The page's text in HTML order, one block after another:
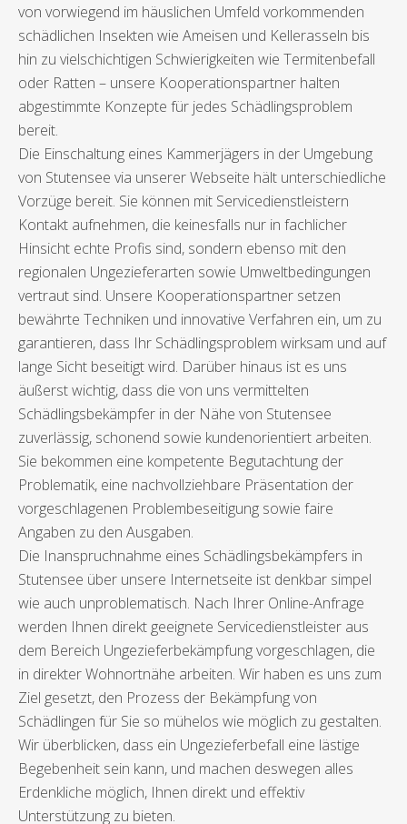
von vorwiegend im häuslichen Umfeld vorkommenden
schädlichen Insekten wie Ameisen und Kellerasseln bis
hin zu vielschichtigen Schwierigkeiten wie Termitenbefall
oder Ratten – unsere Kooperationspartner halten
abgestimmte Konzepte für jedes Schädlingsproblem
bereit.
Die Einschaltung eines Kammerjägers in der Umgebung
von Stutensee via unserer Webseite hält unterschiedliche
Vorzüge bereit. Sie können mit Servicedienstleistern
Kontakt aufnehmen, die keinesfalls nur in fachlicher
Hinsicht echte Profis sind, sondern ebenso mit den
regionalen Ungezieferarten sowie Umweltbedingungen
vertraut sind. Unsere Kooperationspartner setzen
bewährte Techniken und innovative Verfahren ein, um zu
garantieren, dass Ihr Schädlingsproblem wirksam und auf
lange Sicht beseitigt wird. Darüber hinaus ist es uns
äußerst wichtig, dass die von uns vermittelten
Schädlingsbekämpfer in der Nähe von Stutensee
zuverlässig, schonend sowie kundenorientiert arbeiten.
Sie bekommen eine kompetente Begutachtung der
Problematik, eine nachvollziehbare Präsentation der
vorgeschlagenen Problembeseitigung sowie faire
Angaben zu den Ausgaben.
Die Inanspruchnahme eines Schädlingsbekämpfers in
Stutensee über unsere Internetseite ist denkbar simpel
wie auch unproblematisch. Nach Ihrer Online-Anfrage
werden Ihnen direkt geeignete Servicedienstleister aus
dem Bereich Ungezieferbekämpfung vorgeschlagen, die
in direkter Wohnortnähe arbeiten. Wir haben es uns zum
Ziel gesetzt, den Prozess der Bekämpfung von
Schädlingen für Sie so mühelos wie möglich zu gestalten.
Wir überblicken, dass ein Ungezieferbefall eine lästige
Begebenheit sein kann, und machen deswegen alles
Erdenkliche möglich, Ihnen direkt und effektiv
Unterstützung zu bieten.